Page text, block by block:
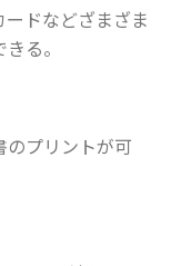
ドなどざまざま
る。
のプリントが可